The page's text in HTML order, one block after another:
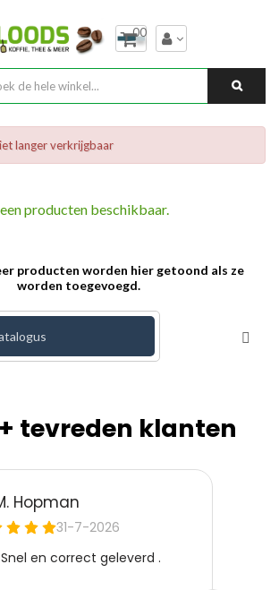
00
langer verkrijgbaar
producten beschikbaar.
producten worden hier getoond als ze
worden toegevoegd.
tevreden klanten